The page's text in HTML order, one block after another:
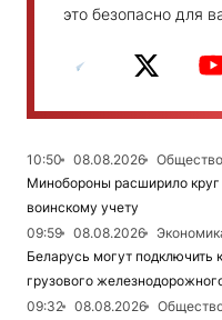
это безопасно для
10:50 08.08.2026
Минобороны расширило
воинскому учету
09:59
08.08.2026
Беларусь могут подключить
грузового
09:32
08.08.2026